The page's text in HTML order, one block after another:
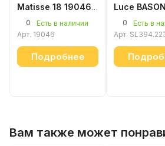
Matisse 18 19046
белый
0
Есть в наличии
Арт. 19046
Подробнее
Luce
0
Есть в
Арт.
Вам также может